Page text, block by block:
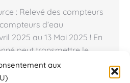
aux
: Relevé des compteurs
d’eau
2025 au 13 Mai 2025 ! En
peut transmettre le
en : renseignant en ligne
via l’Agence en ligne, à